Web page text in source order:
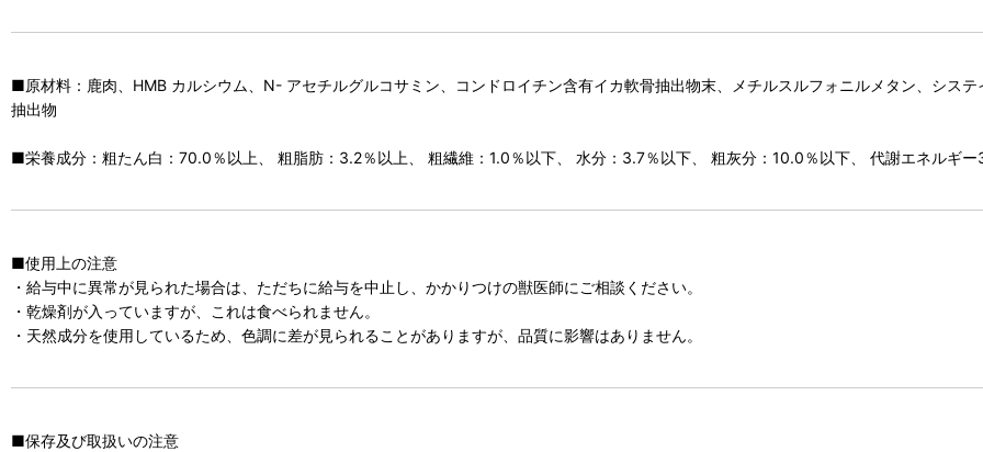
■原材料：鹿肉、HMB カルシウム、N- アセチルグルコサミン、コンドロイチン含有イカ軟骨抽出物末、メチルスルフォニルメタン、シス
抽出物
■栄養成分：粗たん白：70.0％以上、 粗脂肪：3.2％以上、 粗繊維：1.0％以下、 水分：3.7％以下、 粗灰分：10.0％以下、 代謝エネルギ
■使用上の注意
・給与中に異常が見られた場合は、ただちに給与を中止し、かかりつけの獣医師にご相談ください。
・乾燥剤が入っていますが、これは食べられません。
・天然成分を使用しているため、色調に差が見られることがありますが、品質に影響はありません。
■保存及び取扱いの注意